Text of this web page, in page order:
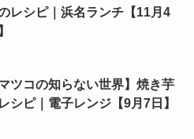
レシピ｜浜名ランチ【11月4
マツコの知らない世界】焼き芋
シピ｜電子レンジ【9月7日】